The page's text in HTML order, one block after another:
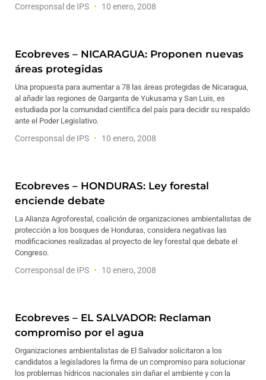
Corresponsal de IPS 10 enero, 2008
Ecobreves – NICARAGUA: Proponen nuevas
áreas protegidas
Una propuesta para aumentar a 78 las áreas protegidas de Nicaragua,
al añadir las regiones de Garganta de Yukusama y San Luis, es
estudiada por la comunidad científica del país para decidir su respaldo
ante el Poder Legislativo.
Corresponsal de IPS 10 enero, 2008
Ecobreves – HONDURAS: Ley forestal
enciende debate
La Alianza Agroforestal, coalición de organizaciones ambientalistas de
protección a los bosques de Honduras, considera negativas las
modificaciones realizadas al proyecto de ley forestal que debate el
Congreso.
Corresponsal de IPS 10 enero, 2008
Ecobreves – EL SALVADOR: Reclaman
compromiso por el agua
Organizaciones ambientalistas de El Salvador solicitaron a los
candidatos a legisladores la firma de un compromiso para solucionar
los problemas hídricos nacionales sin dañar el ambiente y con la